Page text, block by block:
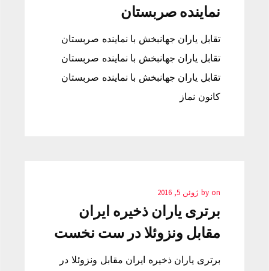
نماینده صربستان
تقابل یاران جهانبخش با نماینده صربستان
تقابل یاران جهانبخش با نماینده صربستان
تقابل یاران جهانبخش با نماینده صربستان
کانون نماز
by on ژوئن 5, 2016
برتری یاران ذخیره ایران
مقابل ونزوئلا در ست نخست
برتری یاران ذخیره ایران مقابل ونزوئلا در